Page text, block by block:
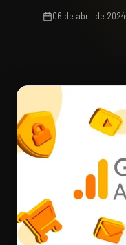
06 de abril de 2024